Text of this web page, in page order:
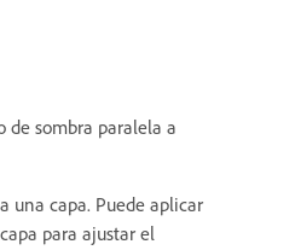
de sombra paralela a
una capa. Puede aplicar
para ajustar el